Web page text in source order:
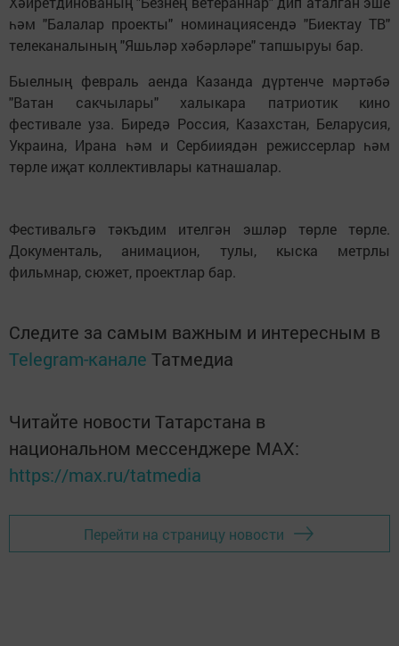
һәм "Балалар проекты" номинациясендә "Биектау ТВ"
телеканалының "Яшьләр хәбәрләре" тапшыруы бар.
Быелның февраль аенда Казанда дүртенче мәртәбә
"Ватан сакчылары" халыкара патриотик кино
фестивале уза. Биредә Россия, Казахстан, Беларусия,
Украина, Ирана һәм и Сербииядән режиссерлар һәм
төрле иҗат коллективлары катнашалар.
Фестивальгә тәкъдим ителгән эшләр төрле төрле.
Документаль, анимацион, тулы, кыска метрлы
фильмнар, сюжет, проектлар бар.
Следите за самым важным и интересным в
Telegram-канале Татмедиа
Читайте новости Татарстана в
национальном мессенджере MАХ:
https://max.ru/tatmedia
Перейти на страницу новости